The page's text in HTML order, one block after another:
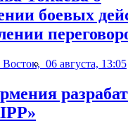
боевых
06 августа, 13:05